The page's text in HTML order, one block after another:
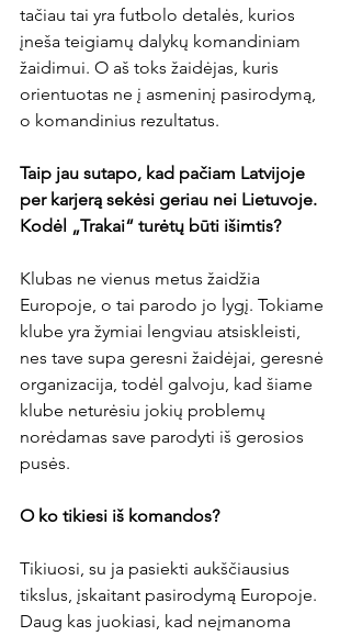
tačiau tai yra futbolo detalės, kurios
įneša teigiamų dalykų komandiniam
žaidimui. O aš toks žaidėjas, kuris
orientuotas ne į asmeninį pasirodymą,
o komandinius rezultatus.
Taip jau sutapo, kad pačiam Latvijoje
per karjerą sekėsi geriau nei Lietuvoje.
Kodėl „Trakai“ turėtų būti išimtis?
Klubas ne vienus metus žaidžia
Europoje, o tai parodo jo lygį. Tokiame
klube yra žymiai lengviau atsiskleisti,
nes tave supa geresni žaidėjai, geresnė
organizacija, todėl galvoju, kad šiame
klube neturėsiu jokių problemų
norėdamas save parodyti iš gerosios
pusės.
O ko tikiesi iš komandos?
Tikiuosi, su ja pasiekti aukščiausius
tikslus, įskaitant pasirodymą Europoje.
Daug kas juokiasi, kad neįmanoma